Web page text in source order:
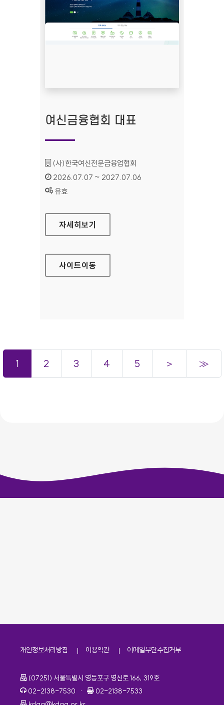
여신금융협회 대표
기관명 :
(사)한국여신전문금융업협회
인증기간 :
2026.07.07 ~ 2027.07.06
상태 :
유효
여신금융협회 대표
자세히보기
사이트이동
1 2 3 4 5 ＞ ≫
개인정보처리방침 이용약관 이메일무단수집거부
주소
(07251) 서울특별시 영등포구 영신로 166, 319호
전화번호
02-2138-7530 · 팩스번호
02-2138-7533